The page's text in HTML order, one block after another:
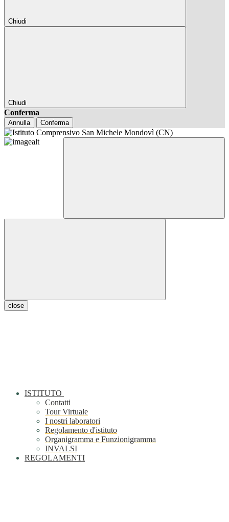
Chiudi
Chiudi
Conferma
Annulla Conferma
close
ISTITUTO
Contatti
Tour Virtuale
I nostri laboratori
Regolamento d'istituto
Organigramma e Funzionigramma
INVALSI
REGOLAMENTI